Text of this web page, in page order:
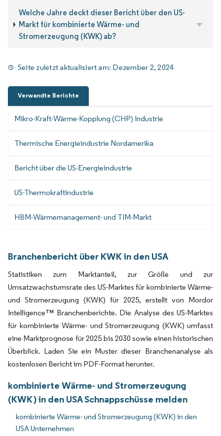
Welche Jahre deckt dieser Bericht über den US-
Markt für kombinierte Wärme- und
Stromerzeugung (KWK) ab?
Seite zuletzt aktualisiert am: Dezember 2, 2024
Verwandte Berichte
Mikro-Kraft-Wärme-Kopplung (CHP) Industrie
Thermische Energieindustrie Nordamerika
Bericht über die US-Energieindustrie
US-Thermokraftindustrie
HBM-Wärmemanagement- und TIM-Markt
Branchenbericht über KWK in den USA
Statistiken zum Marktanteil, zur Größe und zur
Umsatzwachstumsrate des US-Marktes für kombinierte Wärme-
und Stromerzeugung (KWK) für 2025, erstellt von Mordor
Intelligence™ Branchenberichte. Die Analyse des US-Marktes
für kombinierte Wärme- und Stromerzeugung (KWK) umfasst
eine Marktprognose für 2025 bis 2030 sowie einen historischen
Überblick. Laden Sie ein Muster dieser Branchenanalyse als
kostenlosen Bericht im PDF-Format herunter.
kombinierte Wärme- und Stromerzeugung
(KWK) in den USA Schnappschüsse melden
kombinierte Wärme- und Stromerzeugung (KWK) in den
USA Unternehmen